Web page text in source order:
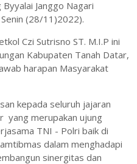
Janggo Nagari
(28/11)2022).
Czi Sutrisno ST. M.I.P ini
Kabupaten Tanah Datar,
harapan Masyarakat
kepada seluruh jajaran
yang merupakan ujung
TNI - Polri baik di
dalam menghadapi
sinergitas dan